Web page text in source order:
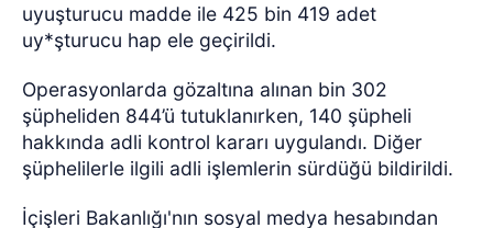
uyuşturucu madde ile 425 bin 419 adet
uy*şturucu hap ele geçirildi.
Operasyonlarda gözaltına alınan bin 302
şüpheliden 844’ü tutuklanırken, 140 şüpheli
hakkında adli kontrol kararı uygulandı. Diğer
şüphelilerle ilgili adli işlemlerin sürdüğü bildirildi.
İçişleri Bakanlığı'nın sosyal medya hesabından